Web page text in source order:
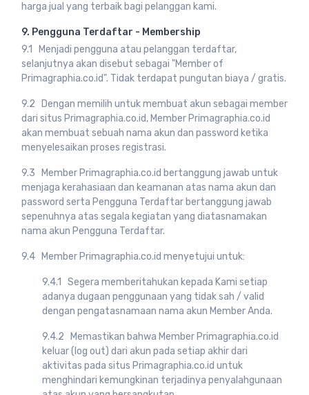
harga jual yang terbaik bagi pelanggan kami.
9. Pengguna Terdaftar - Membership
9.1 Menjadi pengguna atau pelanggan terdaftar,
selanjutnya akan disebut sebagai "Member of
Primagraphia.co.id". Tidak terdapat pungutan biaya / gratis.
9.2 Dengan memilih untuk membuat akun sebagai member
dari situs Primagraphia.co.id, Member Primagraphia.co.id
akan membuat sebuah nama akun dan password ketika
menyelesaikan proses registrasi.
9.3 Member Primagraphia.co.id bertanggung jawab untuk
menjaga kerahasiaan dan keamanan atas nama akun dan
password serta Pengguna Terdaftar bertanggung jawab
sepenuhnya atas segala kegiatan yang diatasnamakan
nama akun Pengguna Terdaftar.
9.4 Member Primagraphia.co.id menyetujui untuk:
9.4.1 Segera memberitahukan kepada Kami setiap
adanya dugaan penggunaan yang tidak sah / valid
dengan pengatasnamaan nama akun Member Anda.
9.4.2 Memastikan bahwa Member Primagraphia.co.id
keluar (log out) dari akun pada setiap akhir dari
aktivitas pada situs Primagraphia.co.id untuk
menghindari kemungkinan terjadinya penyalahgunaan